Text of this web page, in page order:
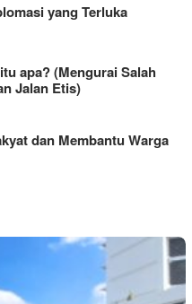
yang Terluka
apa? (Mengurai Salah
Jalan Etis)
dan Membantu Warga